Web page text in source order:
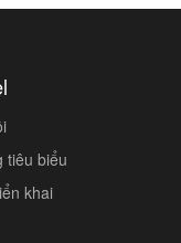
tiêu biểu
khai